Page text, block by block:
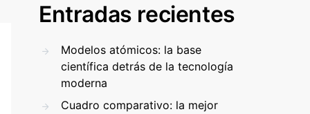
Entradas recientes
Modelos atómicos: la base
científica detrás de la tecnología
moderna
Cuadro comparativo: la mejor